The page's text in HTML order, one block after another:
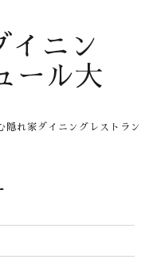
イニン
ール大
隠れ家ダイニングレストラン